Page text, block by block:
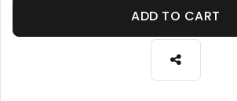
ADD TO CART